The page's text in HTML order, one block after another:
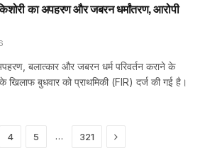
का अपहरण और जबरन धर्मांतरण, आरोपी
बलात्कार और जबरन धर्म परिवर्तन कराने के
खिलाफ बुधवार को प्राथमिकी (FIR) दर्ज की गई है।
4 5 … 321 Next